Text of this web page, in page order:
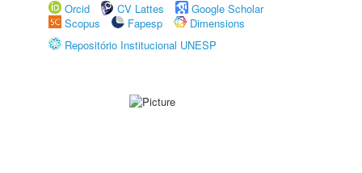
Orcid
CV Lattes
Google Scholar
Scopus
Fapesp
Dimensions
Repositório Institucional UNESP